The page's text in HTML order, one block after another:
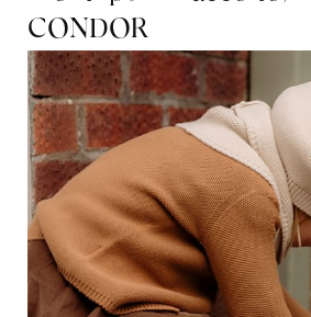
CONDOR